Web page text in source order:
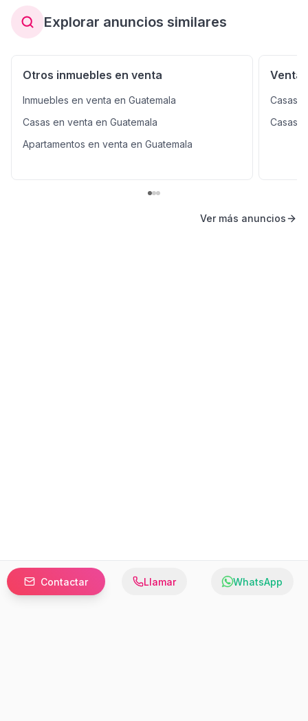
Contactar Llamar WhatsApp
Explorar anuncios similares
Otros inmuebles en venta
Inmuebles en venta en Guatemala
Casas en venta en Guatemala
Apartamentos en venta en Guatemala
Venta
Casas
Casas
Ver más anuncios